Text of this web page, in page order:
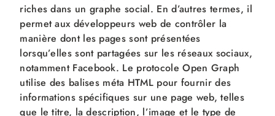
riches dans un graphe social. En d’autres termes, il
permet aux développeurs web de contrôler la
manière dont les pages sont présentées
lorsqu’elles sont partagées sur les réseaux sociaux,
notamment Facebook. Le protocole Open Graph
utilise des balises méta HTML pour fournir des
informations spécifiques sur une page web, telles
que le titre, la description, l’image et le type de